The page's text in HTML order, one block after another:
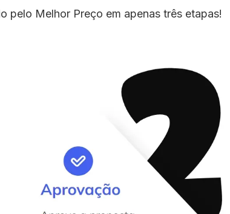
pelo Melhor Preço em apenas três etapas!